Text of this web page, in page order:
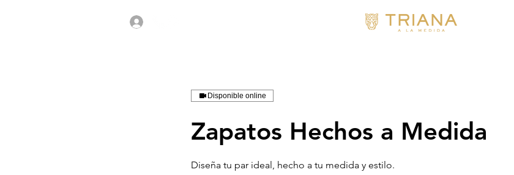
Disponible online
Zapatos Hechos a Medida
Diseña tu par ideal, hecho a tu medida y estilo.